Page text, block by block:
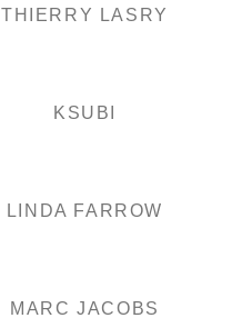
THIERRY LASRY
KSUBI
LINDA FARROW
MARC JACOBS